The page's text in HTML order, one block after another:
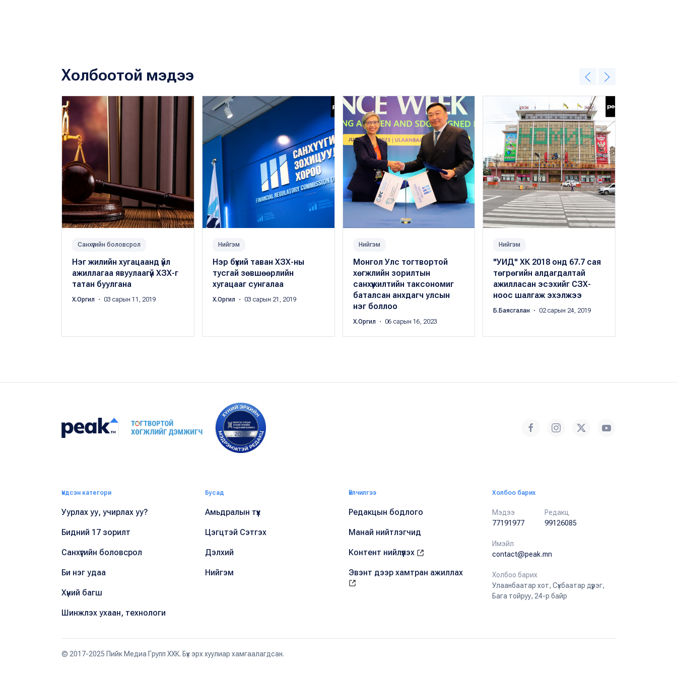
Холбоотой мэдээ
Санхүүгийн боловсрол
Нэг жилийн хугацаанд үйл
ажиллагаа явуулаагүй ХЗХ-г
татан буулгана
Х.Оргил ・ 03 сарын 11, 2019
Нийгэм
Нэр бүхий таван ХЗХ-ны
тусгай зөвшөөрлийн
хугацааг сунгалаа
Х.Оргил ・ 03 сарын 21, 2019
Нийгэм
Монгол Улс тогтвортой
хөгжлийн зорилтын
санхүүжилтийн таксономиг
баталсан анхдагч улсын
нэг боллоо
Х.Оргил ・ 06 сарын 16, 2023
Нийгэм
"УИД" ХК 2018 онд 67.7 сая
төгрөгийн алдагдалтай
ажилласан эсэхийг СЗХ-
ноос шалгаж эхэлжээ
Б.Баясгалан ・ 02 сарын 24, 2019
Үндсэн категори
Уурлах уу, учирлах уу?
Бидний 17 зорилт
Санхүүгийн боловсрол
Би нэг удаа
Хүний багш
Шинжлэх ухаан, технологи
Бусад
Амьдралын түүх
Цэгцтэй Сэтгэх
Дэлхий
Нийгэм
Үйлчилгээ
Редакцын бодлого
Манай нийтлэгчид
Контент нийлүүлэх
Эвэнт дээр хамтран ажиллах
Холбоо барих
Мэдээ
77191977
Редакц
99126085
Имэйл
contact@peak.mn
Холбоо барих
Улаанбаатар хот, Сүхбаатар дүүрэг,
Бага тойруу, 24-р байр
© 2017-2025 Пийк Медиа Групп ХХК. Бүх эрх хуулиар хамгаалагдсан.